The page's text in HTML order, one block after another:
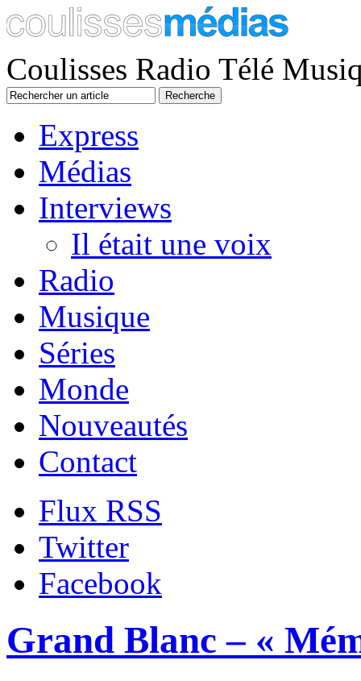
Coulisses Radio Télé
Express
Médias
Interviews
Il était une voix
Radio
Musique
Séries
Monde
Nouveautés
Contact
Flux RSS
Twitter
Facebook
Grand Blanc – «